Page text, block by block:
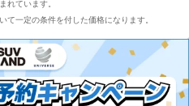
れています。
て一定の条件を付した価格になります。